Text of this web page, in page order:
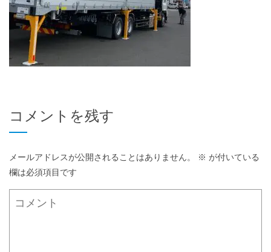
コメントを残す
メールアドレスが公開されることはありません。 ※ が付いている
欄は必須項目です